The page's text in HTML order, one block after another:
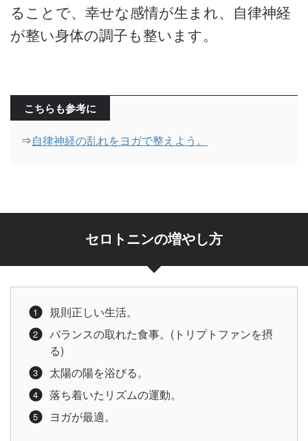
ることで、幸せな感情が生まれ、自律神経
が整い身体の調子も整います。
こちらも参考に
⇒自律神経の乱れをヨガで整えよう。
セロトニンの増やし方
規則正しい生活。
バランスの取れた食事。(トリプトファンを摂
る)
太陽の陽を浴びる。
落ち着いたリズムの運動。
ヨガが最適。